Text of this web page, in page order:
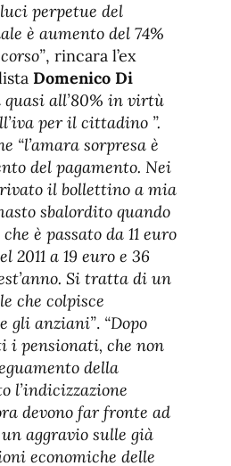
perpetue del
è aumento del 74%
, rincara l’ex
Domenico Di
quasi all’80% in virtù
per il cittadino ”.
“l’amara sorpresa è
del pagamento. Nei
il bollettino a mia
sbalordito quando
è passato da 11 euro
2011 a 19 euro e 36
Si tratta di un
che colpisce
gli anziani”. “Dopo
pensionati, che non
della
l’indicizzazione
devono far fronte ad
aggravio sulle già
economiche delle